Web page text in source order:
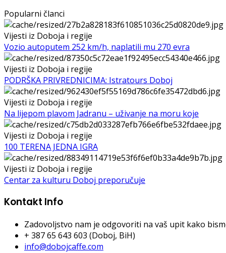
Popularni članci
Vijesti iz Doboja i regije
Vozio autoputem 252 km/h, naplatili mu 270 evra
Vijesti iz Doboja i regije
PODRŠKA PRIVREDNICIMA: Istratours Doboj
Vijesti iz Doboja i regije
Na lijepom plavom Jadranu – uživanje na moru koje
Vijesti iz Doboja i regije
100 TERENA JEDNA IGRA
Vijesti iz Doboja i regije
Centar za kulturu Doboj preporučuje
Kontakt Info
Zadovoljstvo nam je odgovoriti na vaš upit kako
+ 387 65 643 603 (Doboj, BiH)
info@dobojcaffe.com